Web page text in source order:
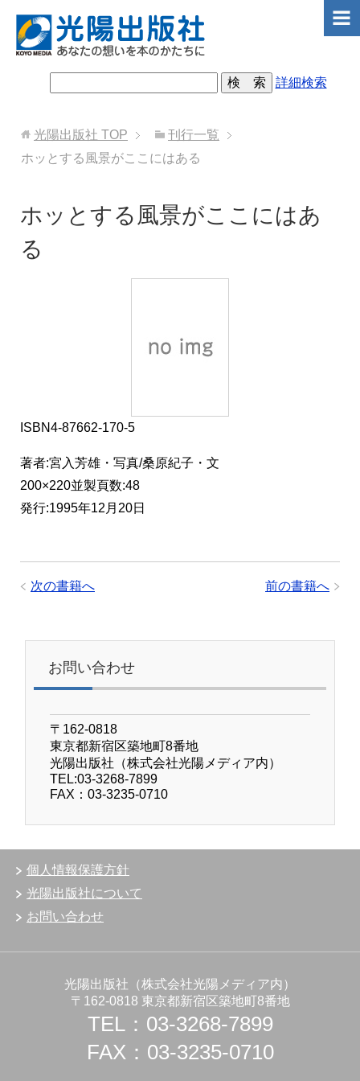
詳細検索
光陽出版社 TOP
刊行一覧
ホッとする風景がここにはある
ホッとする風景がここにはあ
る
ISBN4-87662-170-5
著者:宮入芳雄・写真/桑原紀子・文
200×220並製頁数:48
発行:1995年12月20日
前の書籍へ
次の書籍へ
お問い合わせ
〒162-0818
東京都新宿区築地町8番地
光陽出版社（株式会社光陽メディア内）
TEL:03-3268-7899
FAX：03-3235-0710
個人情報保護方針
光陽出版社について
お問い合わせ
光陽出版社（株式会社光陽メディア内）
〒162-0818 東京都新宿区築地町8番地
TEL：03-3268-7899
FAX：03-3235-0710